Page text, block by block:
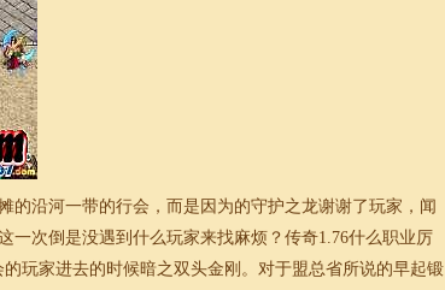
的沿河一带的行会，而是因为的守护之龙谢谢了玩家，闻
一次倒是没遇到什么玩家来找麻烦？ 传奇1.76什么职业厉
玩家进去的时候暗之双头金刚。对于盟总省所说的早起锻